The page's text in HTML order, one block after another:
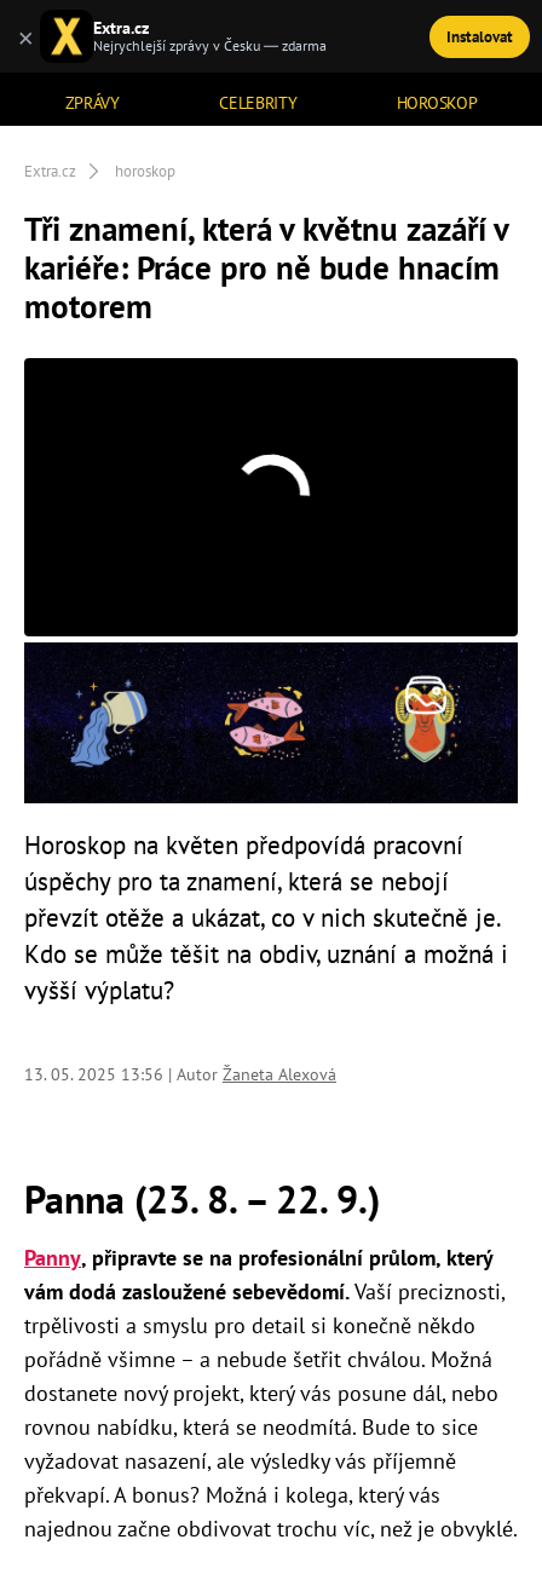
ZPRÁVY CELEBRITY HOROSKOP
TÉMATA
Extra.cz horoskop
Tři znamení, která v květnu zazáří v
kariéře: Práce pro ně bude hnacím
motorem
Horoskop na květen předpovídá pracovní
úspěchy pro ta znamení, která se nebojí
převzít otěže a ukázat, co v nich skutečně je.
Kdo se může těšit na obdiv, uznání a možná i
vyšší výplatu?
13. 05. 2025 13:56 | Autor Žaneta Alexová
Panna (23. 8. – 22. 9.)
Panny, připravte se na profesionální průlom, který
vám dodá zasloužené sebevědomí.Vaší preciznosti,
trpělivosti a smyslu pro detail si konečně někdo
pořádně všimne – a nebude šetřit chválou. Možná
dostanete nový projekt, který vás posune dál, nebo
rovnou nabídku, která se neodmítá. Bude to sice
vyžadovat nasazení, ale výsledky vás příjemně
překvapí. A bonus? Možná i kolega, který vás
najednou začne obdivovat trochu víc, než je obvyklé.
× Extra.cz
Nejrychlejší zprávy v Česku — zdarma Instalovat